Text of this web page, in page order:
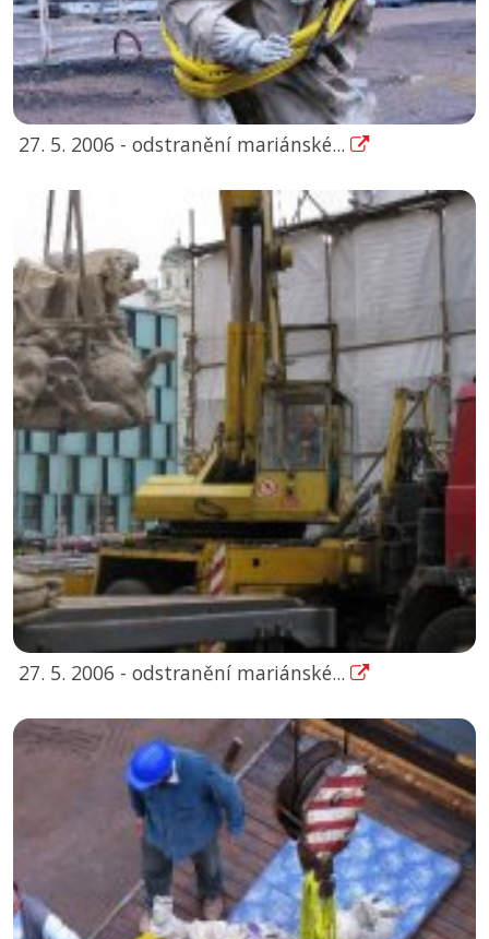
27. 5. 2006 - odstranění mariánské...
27. 5. 2006 - odstranění mariánské...